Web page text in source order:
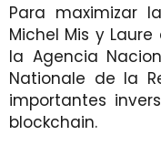
Para maximizar
Michel Mis y
la Agencia
Nationale de la
importantes
blockchain.